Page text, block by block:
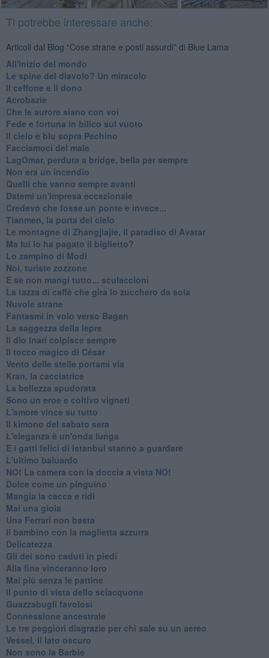
Ti potrebbe interessare anche:
Articoli dal Blog “Cose strane e posti assurdi” di Blue Lama
All'inizio del mondo
Le spine del diavolo? Un miracolo
Il ceffone e il dono
Acrobazie
Che le aurore siano con voi
Fede e fortuna in bilico sul vuoto
Il cielo è blu sopra Pechino
Facciamoci del male
LagOmar, perduta a bridge, bella per sempre
Non era un incendio
Quelli che vanno sempre avanti
Datemi un'impresa eccezionale
Credevo che fosse un ponte e invece...
Tianmen, la porta del cielo
Le montagne di Zhangjiajie, il paradiso di Avatar
Ma lui lo ha pagato il biglietto?
Lo zampino di Modì
Noi, turiste zozzone
E se non mangi tutto... sculaccioni
La tazza di caffè che gira lo zucchero da sola
Nuvole strane
Fantasmi in volo verso Bagan
La saggezza della lepre
Il dio Inari colpisce sempre
Il tocco magico di César
Vento delle stelle portami via
Kran, la cacciatrice
La bellezza spudorata
Sono un eroe e coltivo vigneti
L'amore vince su tutto
Il kimono del sabato sera
L'eleganza è un'onda lunga
E i gatti felici di Istanbul stanno a guardare
L'ultimo baluardo
NO! La camera con la doccia a vista NO!
Dolce come un pinguino
Mangia la cacca e ridi
Mai una gioia
Una Ferrari non basta
Il bambino con la maglietta azzurra
Delicatezza
Gli dei sono caduti in piedi
Alla fine vinceranno loro
Mai più senza le pattine
Il punto di vista dello sciacquone
Guazzabugli favolosi
Connessione ancestrale
Le tre peggiori disgrazie per chi sale su un aereo
Vessel, il lato oscuro
Non sono la Barbie